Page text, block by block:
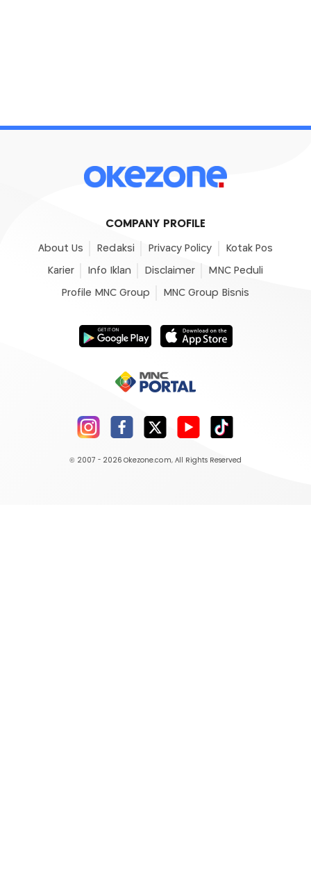
COMPANY PROFILE
About Us Redaksi Privacy Policy Kotak Pos
Karier Info Iklan Disclaimer MNC Peduli
Profile MNC Group MNC Group Bisnis
© 2007 - 2026 Okezone.com, All Rights Reserved